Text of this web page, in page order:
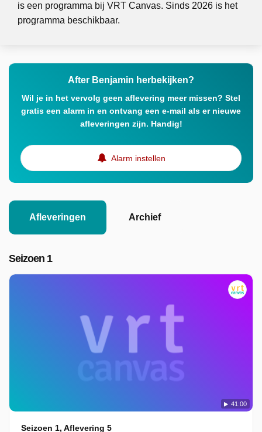
is een programma bij VRT Canvas. Sinds 2026 is het
programma beschikbaar.
After Benjamin herbekijken?
Wil je in het vervolg geen aflevering meer missen? Stel
gratis een alarm in en ontvang een e-mail als er nieuwe
afleveringen zijn. Handig!
Alarm instellen
Afleveringen Archief
Seizoen 1
41:00
Seizoen 1, Aflevering 5